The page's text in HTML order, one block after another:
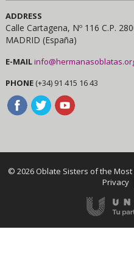
ADDRESS
Calle Cartagena, Nº 116 C.P.
MADRID (España)
E-MAIL
PHONE (+34) 91 415 16 43
© 2026 Oblate Sisters of the
Privacy